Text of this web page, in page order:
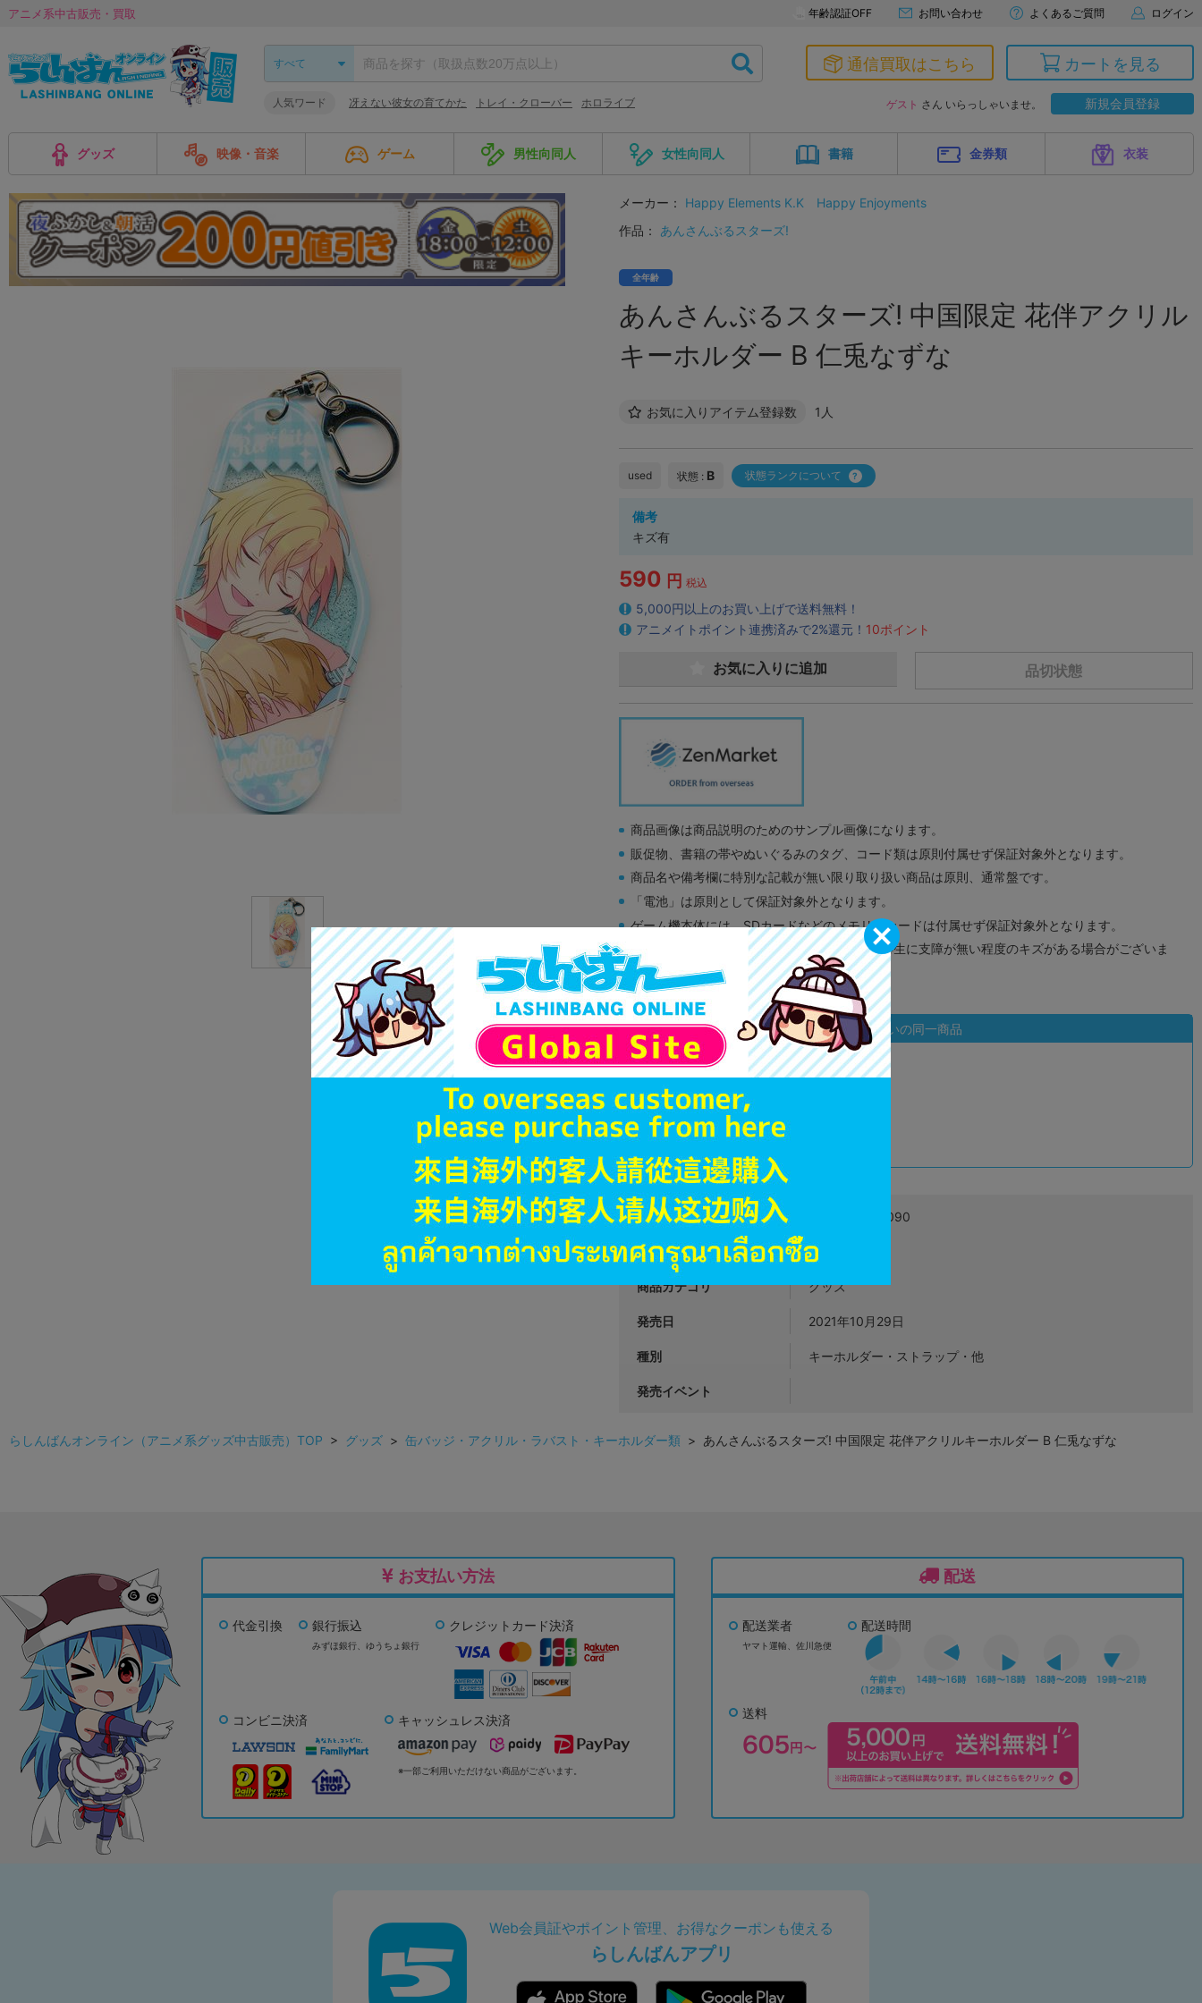
アニメ系中古販売・買取 年齢認証OFF お問い合わせ よくあるご質問 ログイン
人気ワード 冴えない彼女の育てかた トレイ・クローバー ホロライブ
通信買取はこちら カートを見る
ゲスト さん いらっしゃいませ。 新規会員登録
グッズ 映像・音楽 ゲーム 男性向同人 女性向同人 書籍 金券類 衣装
メーカー： Happy Elements K.K
Happy Enjoyments
作品：
あんさんぶるスターズ!
全年齢
あんさんぶるスターズ! 中国限定 花伴アクリル
キーホルダー B 仁兎なずな
お気に入りアイテム登録数 1人
used 状態 : B 状態ランクについて
備考
キズ有
590 円 税込
5,000円以上のお買い上げで送料無料！
アニメイトポイント連携済みで2%還元！ 10ポイント
品切状態
お気に入りに追加
商品画像は商品説明のためのサンプル画像になります。
販促物、書籍の帯やぬいぐるみのタグ、コード類は原則付属せず保証対象外となります。
商品名や備考欄に特別な記載が無い限り取り扱い商品は原則、通常盤です。
「電池」は原則として保証対象外となります。
ゲーム機本体には、SDカードなどのメモリーカードは付属せず保証対象外となります。
ディスク類の読み取り面のキズに関しまして再生に支障が無い程度のキズがある場合がございま
す。
※詳細につきましてはコチラ
状態違いの同一商品
A
JANコード 6972636734090
商品番号 L06510340
商品カテゴリ グッズ
発売日 2021年10月29日
種別 キーホルダー・ストラップ・他
発売イベント
らしんばんオンライン（アニメ系グッズ中古販売）TOP > グッズ > 缶バッジ・アクリル・ラバスト・キーホルダー類 > あんさんぶるスターズ! 中国限定 花伴アクリルキーホルダー B 仁兎なずな
お支払い方法
代金引換 銀行振込
みずほ銀行、 ゆうちょ銀行
クレジットカード決済
コンビニ決済 キャッシュレス決済
※一部ご利用いただけない商品がございます。
配送
配送業者
ヤマト運輸、佐川急便
配送時間
送料
Web会員証やポイント管理、お得なクーポンも使える
らしんばんアプリ